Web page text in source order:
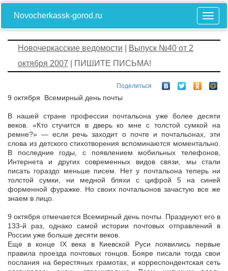
Novocherkassk-gorod.ru
Новочеркасские ведомости
Выпуск №40 от 2
октября 2007 | ПИШИТЕ ПИСЬМА!
Поделиться
9 октября ­ Всемирный день почты
В нашей стране профессии почтальона уже более десяти
веков. «Кто стучится в дверь ко мне с толстой сумкой на
ремне?» — если речь заходит о почте и почтальонах, эти
слова из детского стихотворения вспоминаются моментально.
В последние годы, с появлением мобильных телефонов,
Интернета и других современных видов связи, мы стали
писать гораздо меньше писем. Нет у почтальона теперь ни
толстой сумки, ни медной бляхи с цифрой 5 на синей
форменной фуражке. Но своих почтальонов зачастую все же
знаем в лицо.
9 октября отмечается Всемирный день почты. Празднуют его в
133-й раз, однако самой истории почтовых отправлений в
России уже больше десяти веков.
Еще в конце IX века в Киевской Руси появились первые
правила проезда почтовых гонцов. Бояре писали тогда свои
послания на берестяных грамотах, и корреспондентская сеть